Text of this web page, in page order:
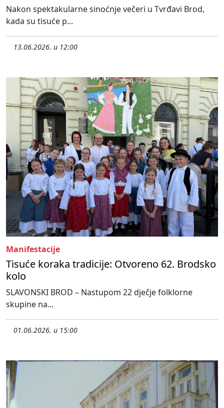
Nakon spektakularne sinoćnje večeri u Tvrđavi Brod,
kada su tisuće p...
13.06.2026. u 12:00
Manifestacije
Tisuće koraka tradicije: Otvoreno 62. Brodsko
kolo
SLAVONSKI BROD – Nastupom 22 dječje folklorne
skupine na...
01.06.2026. u 15:00